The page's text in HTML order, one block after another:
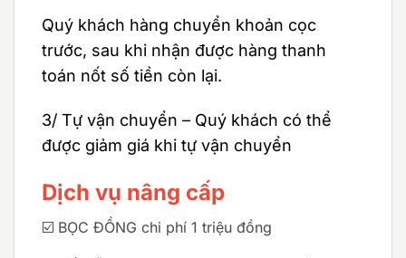
Quý khách hàng chuyển khoản cọc
trước, sau khi nhận được hàng thanh
toán nốt số tiền còn lại.
3/ Tự vận chuyển – Quý khách có thể
được giảm giá khi tự vận chuyển
Dịch vụ nâng cấp
☑️ BỌC ĐỒNG chi phí 1 triệu đồng